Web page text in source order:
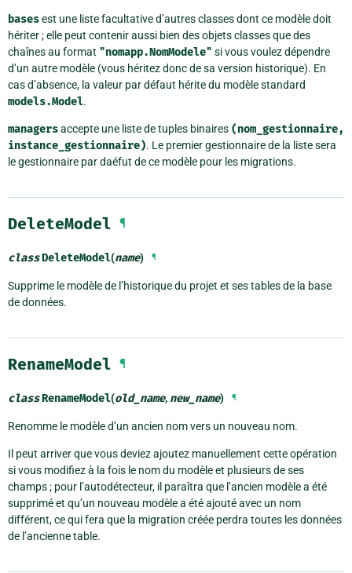
basesest une liste facultative d’autres classes dont ce modèle doit
hériter ; elle peut contenir aussi bien des objets classes que des
chaînes au format "nomapp.NomModele" si vous voulez dépendre
d’un autre modèle (vous héritez donc de sa version historique). En
cas d’absence, la valeur par défaut hérite du modèle standard
models.Model.
managersaccepte une liste de tuples binaires (nom_gestionnaire,
instance_gestionnaire). Le premier gestionnaire de la liste sera
le gestionnaire par daéfut de ce modèle pour les migrations.
DeleteModel ¶
classDeleteModel(name) ¶
Supprime le modèle de l’historique du projet et ses tables de la base
de données.
RenameModel ¶
classRenameModel(old_name, new_name) ¶
Renomme le modèle d’un ancien nom vers un nouveau nom.
Il peut arriver que vous deviez ajoutez manuellement cette opération
si vous modifiez à la fois le nom du modèle et plusieurs de ses
champs ; pour l’autodétecteur, il paraîtra que l’ancien modèle a été
supprimé et qu’un nouveau modèle a été ajouté avec un nom
différent, ce qui fera que la migration créée perdra toutes les données
de l’ancienne table.